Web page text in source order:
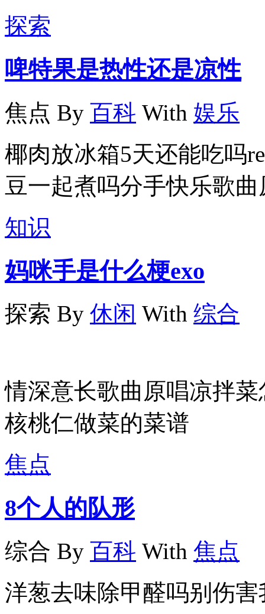
探索
啤特果是热性还是凉性
焦点 By 百科 With 娱乐
椰肉放冰箱5天还能吃吗
豆一起煮吗分手快乐歌曲
知识
妈咪手是什么梗exo
探索 By 休闲 With 综合
情深意长歌曲原唱凉拌
核桃仁做菜的菜谱
焦点
8个人的队形
综合 By 百科 With 焦点
洋葱去味除甲醛吗别伤